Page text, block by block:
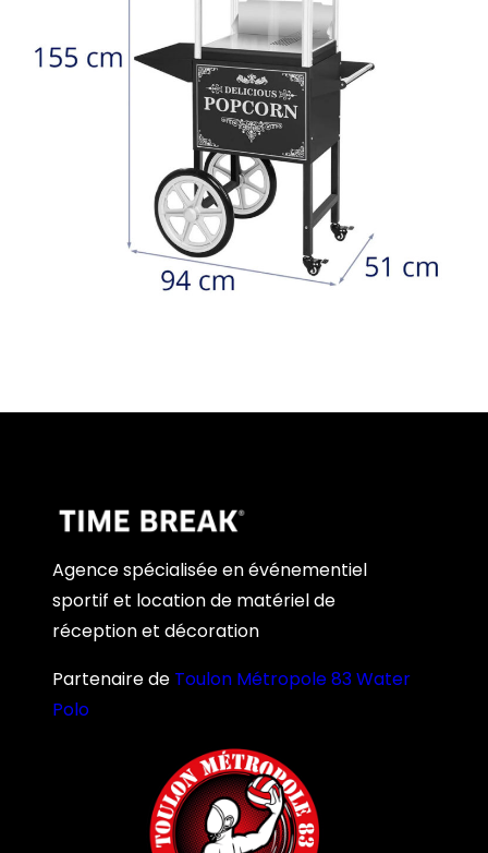
Agence spécialisée en événementiel
sportif et location de matériel de
réception et décoration
Partenaire de Toulon Métropole 83 Water
Polo